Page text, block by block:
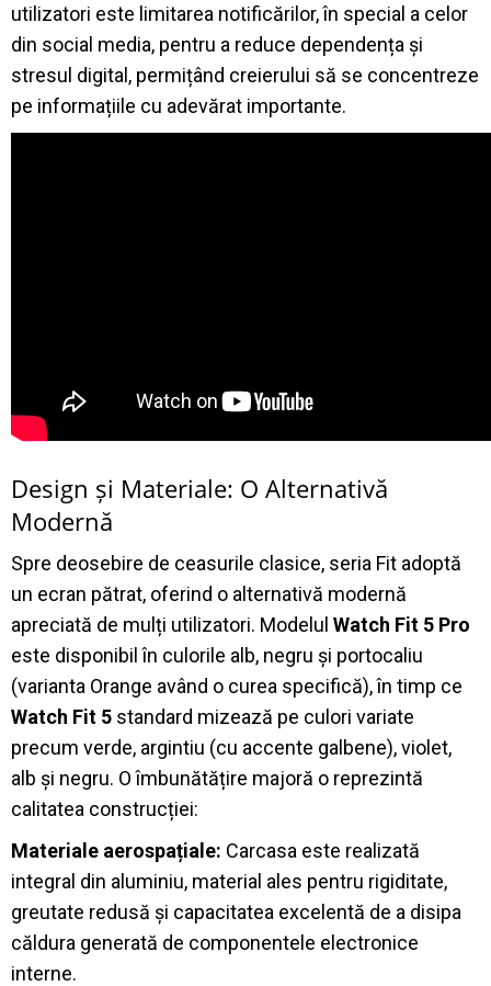
utilizatori este limitarea notificărilor, în special a celor
din social media, pentru a reduce dependența și
stresul digital, permițând creierului să se concentreze
pe informațiile cu adevărat importante.
Design și Materiale: O Alternativă
Modernă
Spre deosebire de ceasurile clasice, seria Fit adoptă
un ecran pătrat, oferind o alternativă modernă
apreciată de mulți utilizatori. Modelul Watch Fit 5 Pro
este disponibil în culorile alb, negru și portocaliu
(varianta Orange având o curea specifică), în timp ce
Watch Fit 5 standard mizează pe culori variate
precum verde, argintiu (cu accente galbene), violet,
alb și negru. O îmbunătățire majoră o reprezintă
calitatea construcției:
Materiale aerospațiale: Carcasa este realizată
integral din aluminiu, material ales pentru rigiditate,
greutate redusă și capacitatea excelentă de a disipa
căldura generată de componentele electronice
interne.